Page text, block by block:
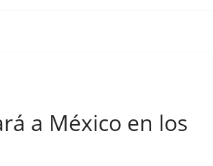
a México en los